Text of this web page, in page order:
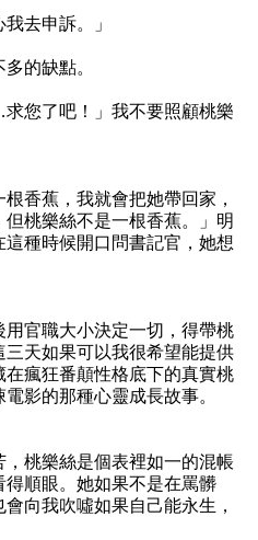
去申訴。」
的缺點。
您了吧！」我不要照顧桃樂
香蕉，我就會把她帶回家，
桃樂絲不是一根香蕉。」明
種時候開口問書記官，她想
官職大小決定一切，得帶桃
天如果可以我很希望能提供
瘋狂番顛性格底下的真實桃
影的那種心靈成長故事。
桃樂絲是個表裡如一的混帳
順眼。她如果不是在罵髒
向我吹噓如果自己能永生，